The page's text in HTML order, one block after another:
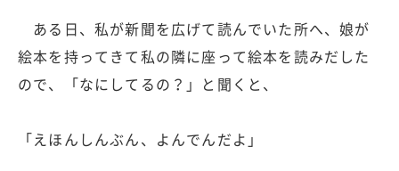
ある日、私が新聞を広げて読んでいた所へ、娘が
絵本を持ってきて私の隣に座って絵本を読みだした
ので、「なにしてるの？」と聞くと、
「えほんしんぶん、よんでんだよ」